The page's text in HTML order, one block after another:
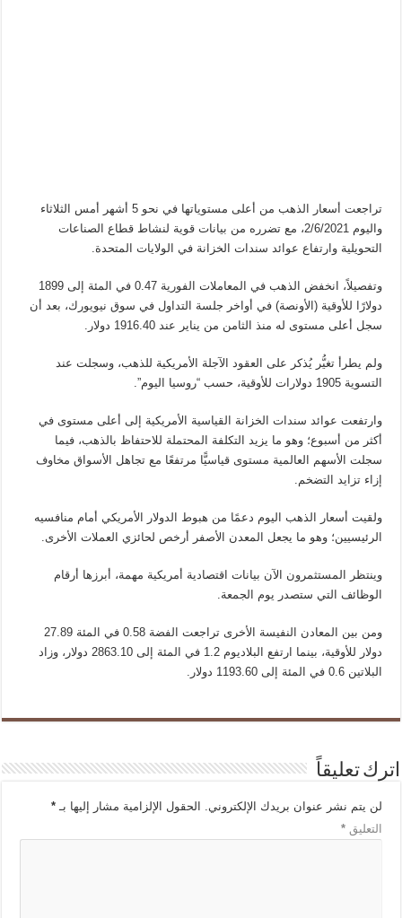
تراجعت أسعار الذهب من أعلى مستوياتها في نحو 5 أشهر أمس الثلاثاء
واليوم 2/6/2021، مع تضرره من بيانات قوية لنشاط قطاع الصناعات
التحويلية وارتفاع عوائد سندات الخزانة في الولايات المتحدة.
وتفصيلاً، انخفض الذهب في المعاملات الفورية 0.47 في المئة إلى 1899
دولارًا للأوقية (الأونصة) في أواخر جلسة التداول في سوق نيويورك، بعد أن
سجل أعلى مستوى له منذ الثامن من يناير عند 1916.40 دولار.
ولم يطرأ تغيُّر يُذكر على العقود الآجلة الأمريكية للذهب، وسجلت عند
التسوية 1905 دولارات للأوقية، حسب “روسيا اليوم”.
وارتفعت عوائد سندات الخزانة القياسية الأمريكية إلى أعلى مستوى في
أكثر من أسبوع؛ وهو ما يزيد التكلفة المحتملة للاحتفاظ بالذهب، فيما
سجلت الأسهم العالمية مستوى قياسيًّا مرتفعًا مع تجاهل الأسواق مخاوف
إزاء تزايد التضخم.
ولقيت أسعار الذهب اليوم دعمًا من هبوط الدولار الأمريكي أمام منافسيه
الرئيسيين؛ وهو ما يجعل المعدن الأصفر أرخص لحائزي العملات الأخرى.
وينتظر المستثمرون الآن بيانات اقتصادية أمريكية مهمة، أبرزها أرقام
الوظائف التي ستصدر يوم الجمعة.
ومن بين المعادن النفيسة الأخرى تراجعت الفضة 0.58 في المئة 27.89
دولار للأوقية، بينما ارتفع البلاديوم 1.2 في المئة إلى 2863.10 دولار، وزاد
البلاتين 0.6 في المئة إلى 1193.60 دولار.
اترك تعليقاً
لن يتم نشر عنوان بريدك الإلكتروني. الحقول الإلزامية مشار إليها بـ*
التعليق*